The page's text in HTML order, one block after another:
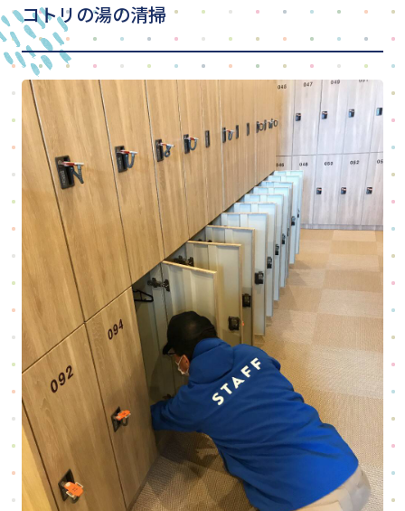
見学・体験を申し込む
ご依頼のお問い合わせ
Privacy Policy
Follow me：
コトリの湯の清掃